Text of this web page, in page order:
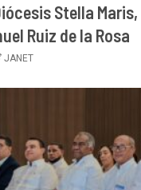
Stella Maris,
Ruiz de la Rosa
JANET